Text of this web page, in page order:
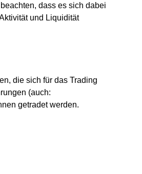
dass es sich dabei
und Liquidität
die sich für das Trading
(auch:
getradet werden.